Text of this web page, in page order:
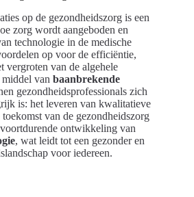
op de gezondheidszorg is een
zorg wordt aangeboden en
technologie in de medische
op voor de efficiëntie,
vergroten van de algehele
van baanbrekende
gezondheidsprofessionals zich
is: het leveren van kwalitatieve
van de gezondheidszorg
ontwikkeling van
, wat leidt tot een gezonder en
voor iedereen.